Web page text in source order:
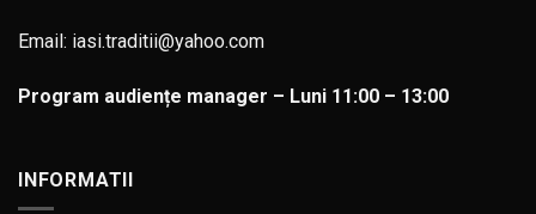
Email: iasi.traditii@yahoo.com
Program audiențe manager – Luni 11:00 – 13:00
INFORMATII